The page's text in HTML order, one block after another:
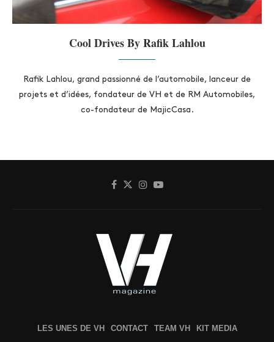
Cool Drives By Rafik Lahlou
Rafik Lahlou, grand passionné de l’automobile, lanceur de
projets et d’idées, fondateur de VH et de RM Automobiles,
co-fondateur de MajicCasa.
LES UNES DE VH CONTACT TEAM VH KIT MEDIA